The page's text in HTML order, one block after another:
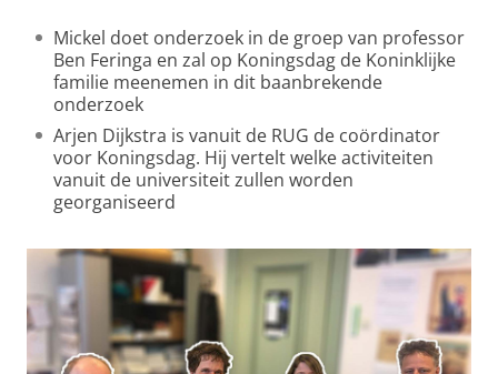
Mickel doet onderzoek in de groep van professor
Ben Feringa en zal op Koningsdag de Koninklijke
familie meenemen in dit baanbrekende
onderzoek
Arjen Dijkstra is vanuit de RUG de coördinator
voor Koningsdag. Hij vertelt welke activiteiten
vanuit de universiteit zullen worden
georganiseerd